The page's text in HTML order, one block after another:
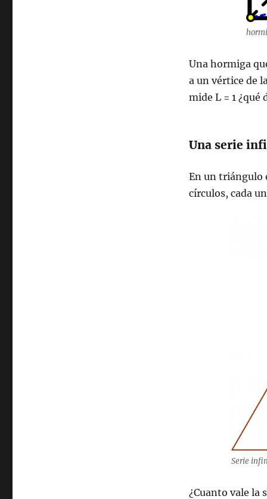
Una hormiga
a un vértice de
mide L = 1
Una serie
En un triángulo
círculos, cada
Serie
¿Cuanto vale la